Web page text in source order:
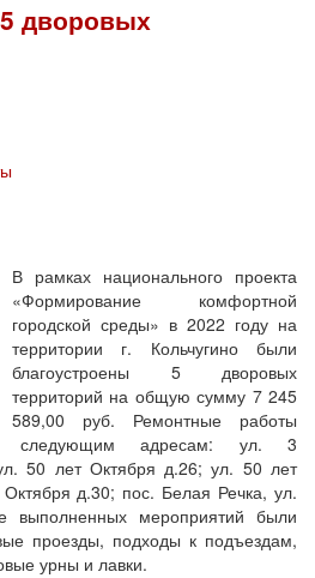
дворовых
В рамках национального проекта
«Формирование комфортной
городской среды» в 2022 году на
территории г. Кольчугино были
благоустроены 5 дворовых
территорий на общую сумму 7 245
589,00 руб. Ремонтные работы
следующим адресам: ул. 3
50 лет Октября д.26; ул. 50 лет
д.30; пос. Белая Речка, ул.
выполненных мероприятий были
проезды, подходы к подъездам,
урны и лавки.